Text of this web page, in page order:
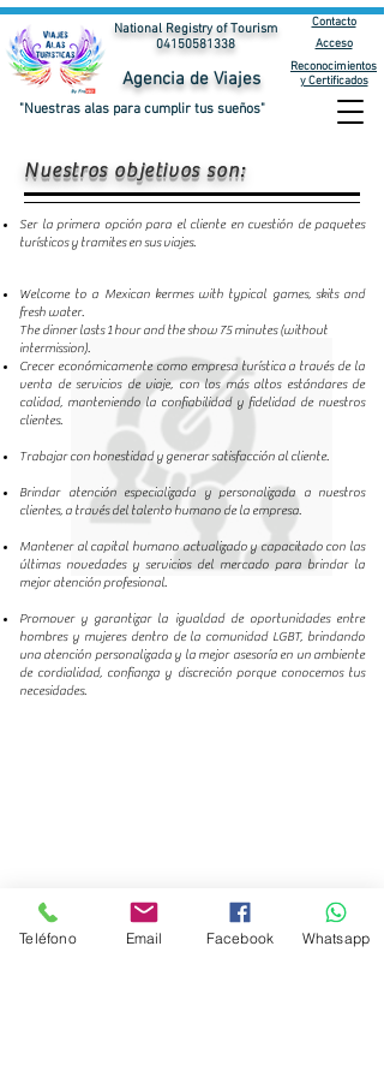
Agencia de Viajes
"Nuestras alas para cumplir tus sueños"
National Registry of Tourism
04150581338
Contacto
Acceso
Reconocimientos
y Certificados
Nuestros objetivos son:
Ser la primera opción para el cliente en cuestión de paquetes
turísticos y tramites en sus viajes.
Welcome to a Mexican kermes with typical games, skits and
fresh water.
The dinner lasts 1 hour and the show 75 minutes (without
intermission).
Crecer económicamente como empresa turística a través de la
venta de servicios de viaje, con los más altos estándares de
calidad, manteniendo la confiabilidad y fidelidad de nuestros
clientes.​
Trabajar con honestidad y generar satisfacción al cliente.
Brindar atención especializada y personalizada a nuestros
clientes, a través del talento humano de la empresa.
Mantener al capital humano actualizado y capacitado con las
últimas novedades y servicios del mercado para brindar la
mejor atención profesional.
Promover y garantizar la igualdad de oportunidades entre
hombres y mujeres dentro de la comunidad LGBT, brindando
una atención personalizada y la mejor asesoría en un ambiente
de cordialidad, confianza y discreción porque conocemos tus
necesidades.
Decálogo de Valores
Teléfono Email Facebook Whatsapp